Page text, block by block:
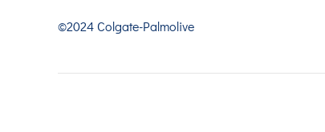
©2024 Colgate-Palmolive